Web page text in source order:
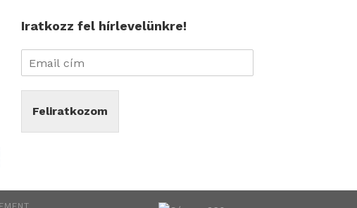
Iratkozz fel hírlevelünkre!
Feliratkozom